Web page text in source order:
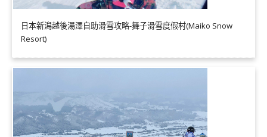
日本新潟越後湯澤自助滑雪攻略-舞子滑雪度假村(Maiko Snow
Resort)